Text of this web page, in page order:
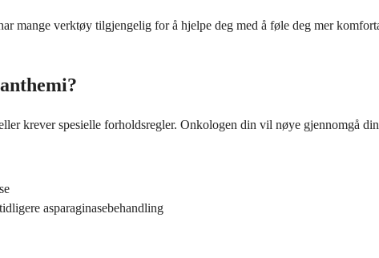
mange verktøy tilgjengelig for å hjelpe deg med å føle deg mer
krever spesielle forholdsregler. Onkologen din vil nøye gjennomgå
asparaginasebehandling